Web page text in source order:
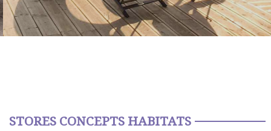
STORES CONCEPTS HABITATS